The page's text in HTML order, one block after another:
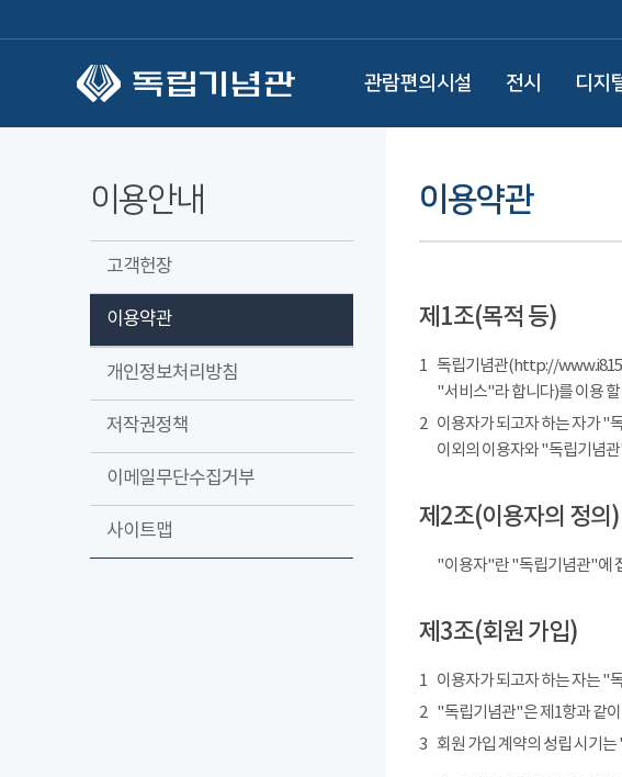
관람편의시설 전시 디지
이용안내
고객헌장
이용약관
개인정보처리방침
저작권정책
이메일무단수집거부
사이트맵
이용약관
제1조(목적 등)
1 독립기념관(http://
"서비스"라 합니다)를 이용
2 이용자가 되고자 하는 자가 "
이외의 이용자와 "독립기념관
제2조(이용자의 정의)
"이용자"란 "독립기념관"에
제3조(회원 가입)
1 이용자가 되고자 하는 자는 "
2 "독립기념관"은 제1항과 같이
3 회원 가입 계약의 성립 시기